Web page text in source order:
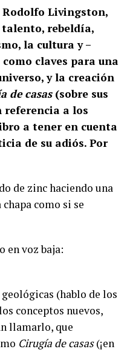
Rodolfo Livingston,
talento, rebeldía,
la cultura y –
claves para una
y la creación
de casas(sobre sus
a los
a tener en cuenta
de su adiós. Por
de zinc haciendo una
como si se
en voz baja:
(hablo de los
conceptos nuevos,
llamarlo, que
Cirugía de casas(¡en